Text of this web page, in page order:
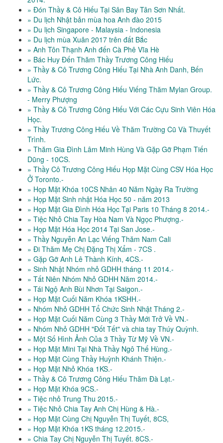
» Đón Thầy & Cô Hiếu Tại Sân Bay Tân Sơn Nhất.
» Du lịch Nhật bản mùa hoa Anh đào 2015
» Du lịch Singapore - Malaysia - Indonesia
» Du lịch mùa Xuân 2017 trên đất Bắc
» Anh Tôn Thạnh Anh đến Cà Phê Vĩa Hè
» Bác Huy Đến Thăm Thầy Trương Công Hiếu
» Thầy & Cô Trương Công Hiếu Tại Nhà Anh Danh, Bến
Lức.
» Thầy & Cô Trương Công Hiếu Viếng Thăm Mylan Group.
- Merry Phượng
» Thầy & Cô Trương Công Hiếu Với Các Cựu Sinh Viên Hóa
Học.
» Thầy Trương Công Hiếu Về Thăm Trường Cũ Và Thuyết
Trình.
» Thăm Gia Đình Lâm Minh Hùng Và Gặp Gỡ Phạm Tiến
Dũng - 10CS.
» Thầy Cô Trương Công Hiếu Họp Mặt Cùng CSV Hóa Học
Ở Toronto.-
» Họp Mặt Khóa 10CS Nhân 40 Năm Ngày Ra Trường
» Họp Mặt Sinh nhật Hóa Học 50 - năm 2013
» Họp Mặt Gia Đình Hóa Học Tại Paris 10 Tháng 8 2014.-
» Tiệc Nhỏ Chia Tay Hòa Nam Và Ngọc Phượng.-
» Họp Mặt Hóa Học 2014 Tại San Jose.-
» Thầy Nguyễn An Lạc Viếng Thăm Nam Cali
» Đi Thăm Mẹ Chị Đặng Thị Xẩm - 7CS .
» Gặp Gỡ Anh Lê Thành Kính, 4CS.-
» Sinh Nhật Nhóm nhỏ GDHH tháng 11 2014.-
» Tất Niên Nhóm Nhỏ GDHH Năm 2014.-
» Tái Ngộ Anh Bùi Nhơn Tại Saigon.-
» Họp Mặt Cuối Năm Khóa 1KSHH.-
» Nhóm Nhỏ GDHH Tổ Chức Sinh Nhật Tháng 2.-
» Họp Mặt Cuối Năm Cùng 3 Thầy Mới Trở Về VN.-
» Nhóm Nhỏ GDHH "Đốt Tết" và chia tay Thúy Quỳnh.
» Một Số Hình Ảnh Của 3 Thầy Từ Mỹ Về VN.-
» Họp Mặt Mini Tại Nhà Thầy Ngô Thế Hùng.-
» Họp Mặt Cùng Thầy Huỳnh Khánh Thiện.-
» Họp Mặt Nhỏ Khóa 1KS.-
» Thầy & Cô Trương Công Hiếu Thăm Đà Lạt.-
» Họp Mặt Khóa 9CS.-
» Tiệc nhỏ Trung Thu 2015.-
» Tiệc Nhỏ Chia Tay Anh Chị Hùng & Hà.-
» Họp Mặt Cùng Chị Nguyễn Thị Tuyết, 8CS,
» Họp Mặt Khóa 1KS tháng 12.2015.-
» Chia Tay Chị Nguyễn Thị Tuyết. 8CS.-